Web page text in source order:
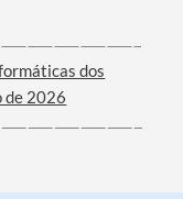
dos
de 2026